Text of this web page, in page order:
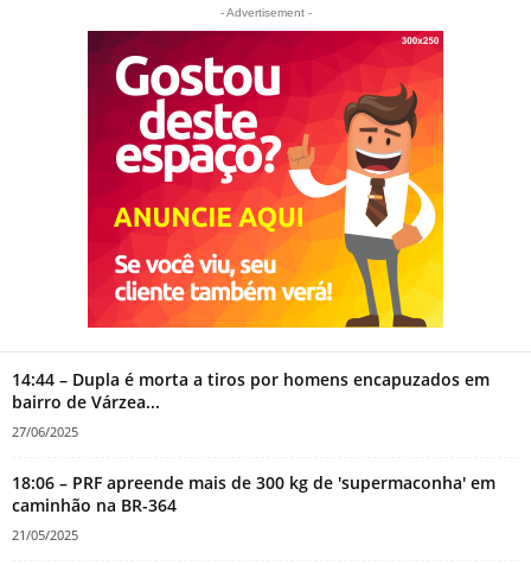
- Advertisement -
14:44 – Dupla é morta a tiros por homens encapuzados em
bairro de Várzea...
27/06/2025
18:06 – PRF apreende mais de 300 kg de 'supermaconha' em
caminhão na BR-364
21/05/2025